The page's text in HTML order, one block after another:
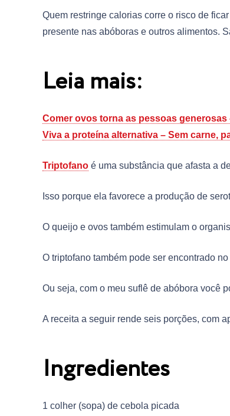
Quem restringe calorias corre o risco de
presente nas abóboras e outros alimentos.
Leia mais:
Comer ovos torna as pessoas
Viva a proteína alternativa – Sem carne,
Triptofano é uma substância que afasta a
Isso porque ela favorece a produção de
O queijo e ovos também estimulam o
O triptofano também pode ser encontrado
Ou seja, com o meu suflê de abóbora você
A receita a seguir rende seis porções, com
Ingredientes
1 colher (sopa) de cebola picada